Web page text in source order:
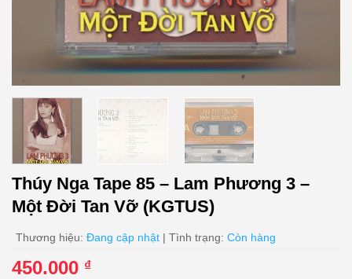
Thúy Nga Tape 85 – Lam Phương 3 –
Một Đời Tan Vỡ (KGTUS)
Thương hiệu: Đang cập nhật | Tình trạng: Còn hàng
450.000 ₫